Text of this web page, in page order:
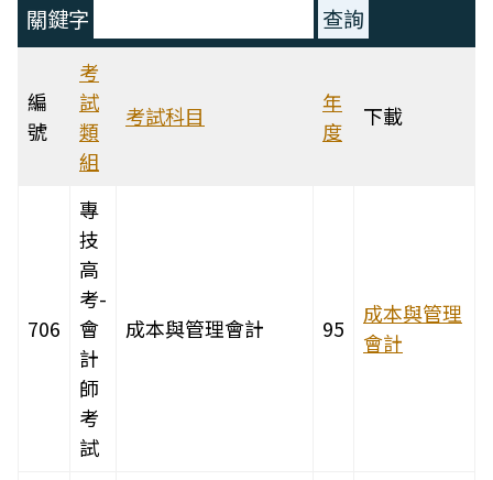
關鍵字
編
號
考
試
類
組
考試科目
年
度
下載
706
專
技
高
考-
會
計
師
考
試
成本與管理會計 95
成本與管理
會計